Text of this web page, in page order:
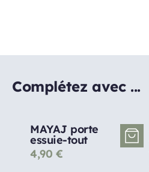
Complétez avec ...
MAYAJ porte
essuie-tout
4,90 €